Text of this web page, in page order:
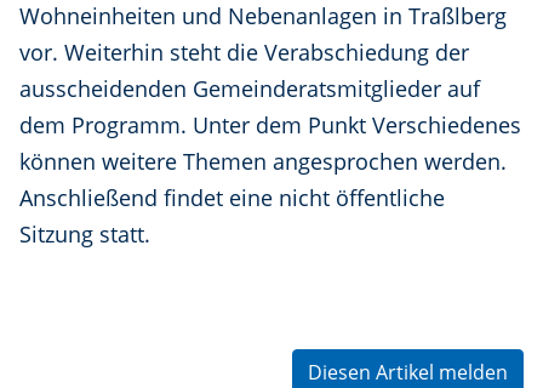
Wohneinheiten und Nebenanlagen in Traßlberg
vor. Weiterhin steht die Verabschiedung der
ausscheidenden Gemeinderatsmitglieder auf
dem Programm. Unter dem Punkt Verschiedenes
können weitere Themen angesprochen werden.
Anschließend findet eine nicht öffentliche
Sitzung statt.
Diesen Artikel melden